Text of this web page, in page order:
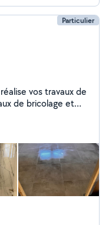
Particulier
vos travaux de
de bricolage et
demandes.